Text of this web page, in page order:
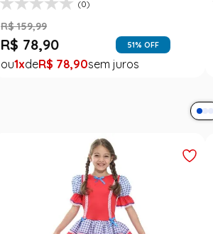
(0)
R$ 159,99
R$ 78,90 51% OFF
1 R$ 78,90